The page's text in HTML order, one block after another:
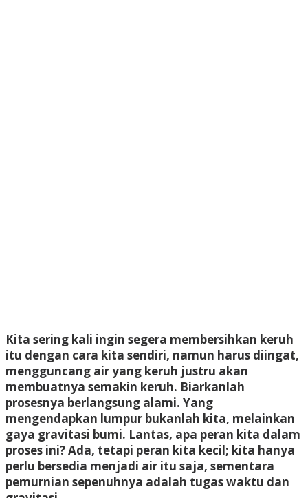
Kita sering kali ingin segera membersihkan keruh
itu dengan cara kita sendiri, namun harus diingat,
mengguncang air yang keruh justru akan
membuatnya semakin keruh. Biarkanlah
prosesnya berlangsung alami. Yang
mengendapkan lumpur bukanlah kita, melainkan
gaya gravitasi bumi. Lantas, apa peran kita dalam
proses ini? Ada, tetapi peran kita kecil; kita hanya
perlu bersedia menjadi air itu saja, sementara
pemurnian sepenuhnya adalah tugas waktu dan